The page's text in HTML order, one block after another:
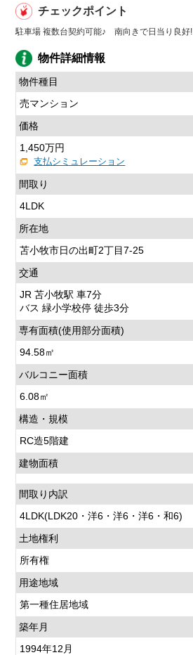
チェックポイント
駐車場 複数台契約可能♪ 南向きで日当り良好!
物件詳細情報
物件種目
売マンション
価格
1,450万円
支払シミュレーション
間取り
4LDK
所在地
苫小牧市日の出町2丁目7-25
交通
JR 苫小牧駅 車7分
バス 緑小学校停 徒歩3分
専有面積(使用部分面積)
94.58㎡
バルコニー面積
6.08㎡
構造・規模
RC造5階建
建物面積
間取り内訳
4LDK(LDK20・洋6・洋6・洋6・和6)
土地権利
所有権
用途地域
第一種住居地域
築年月
1994年12月